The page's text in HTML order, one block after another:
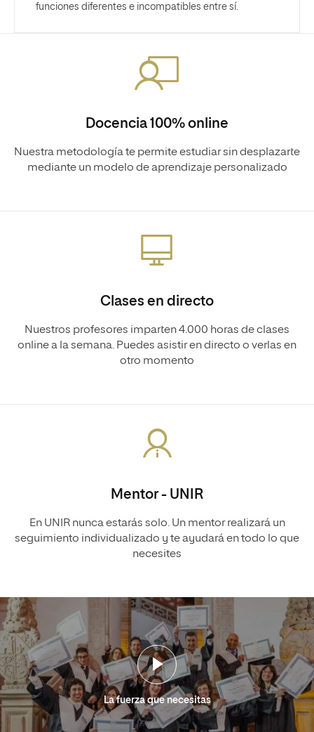
funciones diferentes e incompatibles entre sí.
Docencia 100% online
Nuestra metodología te permite estudiar sin desplazarte
mediante un modelo de aprendizaje personalizado
Clases en directo
Nuestros profesores imparten 4.000 horas de clases
online a la semana. Puedes asistir en directo o verlas en
otro momento
Mentor - UNIR
En UNIR nunca estarás solo. Un mentor realizará un
seguimiento individualizado y te ayudará en todo lo que
necesites
La fuerza que necesitas